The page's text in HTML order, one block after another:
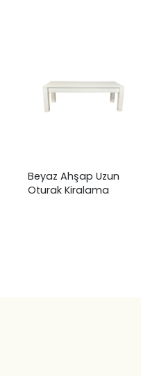
Beyaz Ahşap Uzun
Oturak Kiralama